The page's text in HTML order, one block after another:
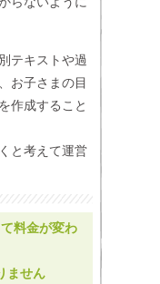
テキストや過
お子さまの目
作成すること
と考えて運営
料金が変わ
ません